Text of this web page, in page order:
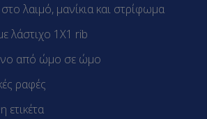
λαιμό, μανίκια και στρίφωμα
λάστιχο 1X1 rib
από ώμο σε ώμο
ραφές